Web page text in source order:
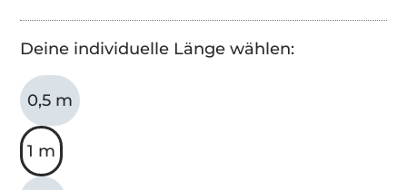
Deine individuelle Länge wählen:
0,5 m
1 m